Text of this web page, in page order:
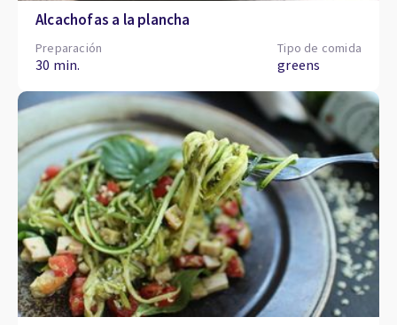
Alcachofas a la plancha
Preparación
30 min.
Tipo de comida
greens